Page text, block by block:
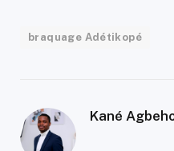
braquage Adétikopé
Kané